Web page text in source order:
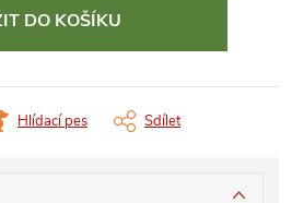
DO KOŠÍKU
Hlídací pes Sdílet